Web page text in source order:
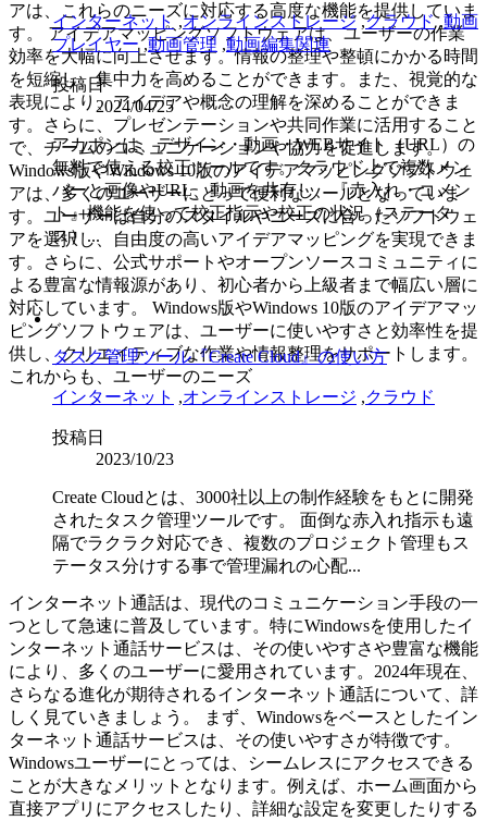
アは、これらのニーズに対応する高度な機能を提供していま
す。 アイデアマッピングソフトウェアは、ユーザーの作業
効率を大幅に向上させます。情報の整理や整頓にかかる時間
を短縮し、集中力を高めることができます。また、視覚的な
表現により、アイデアや概念の理解を深めることができま
す。さらに、プレゼンテーションや共同作業に活用すること
で、チームのコミュニケーションや協力を促進します。
Windows版やWindows 10版のアイデアマッピングソフトウェ
アは、多くのユーザーにとって便利なツールとなっていま
す。ユーザーは自分のスタイルやニーズに合ったソフトウェ
アを選択し、自由度の高いアイデアマッピングを実現できま
す。さらに、公式サポートやオープンソースコミュニティに
よる豊富な情報源があり、初心者から上級者まで幅広い層に
対応しています。 Windows版やWindows 10版のアイデアマッ
ピングソフトウェアは、ユーザーに使いやすさと効率性を提
供し、クリエイティブな作業や情報整理をサポートします。
これからも、ユーザーのニーズ
インターネット通話は、現代のコミュニケーション手段の一
つとして急速に普及しています。特にWindowsを使用したイ
ンターネット通話サービスは、その使いやすさや豊富な機能
により、多くのユーザーに愛用されています。2024年現在、
さらなる進化が期待されるインターネット通話について、詳
しく見ていきましょう。 まず、Windowsをベースとしたイン
ターネット通話サービスは、その使いやすさが特徴です。
Windowsユーザーにとっては、シームレスにアクセスできる
ことが大きなメリットとなります。例えば、ホーム画面から
直接アプリにアクセスしたり、詳細な設定を変更したりする
インターネット ,オンラインストレージ ,クラウド,動画
プレイヤー,動画管理 ,動画編集関連
投稿日
2024/04/25
アカポンは、デザイン・動画・WEBサイト（URL）の
無料で使える校正ツールです。クラウド上で複数メン
バーと画像やURL、動画を共有し、『赤入れ・コメン
ト』機能を使って校正指示や校正の状況（ステータ
ス）...
タスク管理ツール『Create Cloud』の使い方
インターネット ,オンラインストレージ ,クラウド
投稿日
2023/10/23
Create Cloudとは、3000社以上の制作経験をもとに開発
されたタスク管理ツールです。 面倒な赤入れ指示も遠
隔でラクラク対応でき、複数のプロジェクト管理もス
テータス分けする事で管理漏れの心配...